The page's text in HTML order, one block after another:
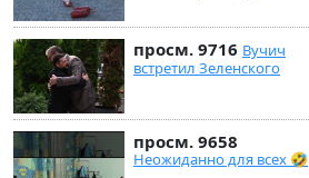
просм. 9716 Вучич
встретил Зеленского
просм. 9658
Неожиданно для всех 🤣